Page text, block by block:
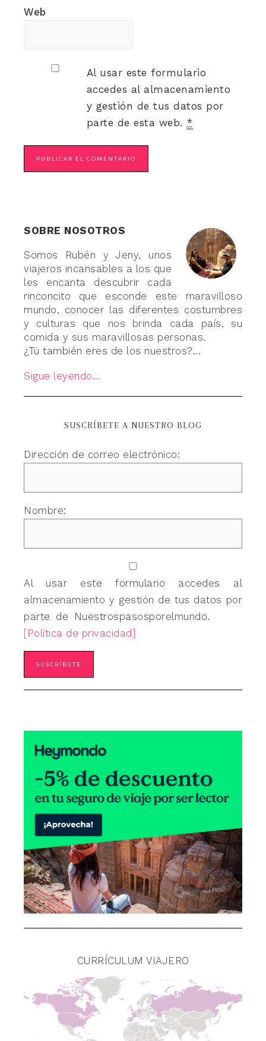
Web
Al usar este formulario
accedes al almacenamiento
y gestión de tus datos por
parte de esta web. *
SOBRE NOSOTROS
Somos Rubén y Jeny, unos
viajeros incansables a los que
les encanta descubrir cada
rinconcito que esconde este maravilloso
mundo, conocer las diferentes costumbres
y culturas que nos brinda cada país, su
comida y sus maravillosas personas.
¿Tú también eres de los nuestros?...
Sigue leyendo...
SUSCRÍBETE A NUESTRO BLOG
Dirección de correo electrónico:
Nombre:
Al usar este formulario accedes al
almacenamiento y gestión de tus datos por
parte de Nuestrospasosporelmundo.
[Política de privacidad]
CURRÍCULUM VIAJERO